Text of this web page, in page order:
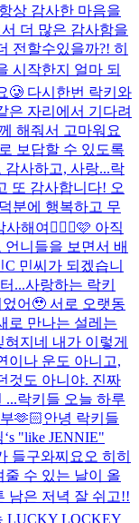
상 감사한 마음을
더 많은 감사함을
전할수있을까?! 히
시작한지 얼마 되
🥲 다시한번 락키와
은 자리에서 기다려
해줘서 고마워요
보답할 수 있도록
사하고, 사랑...락
또 감사합니다! 오
분에 행복하고 무
해여🙇🏻‍♀️🩷 아직
니들을 보면서 배
민씨가 되겠습니
...사랑하는 락키
어🥹 서로 오랫동
로 만나는 설레는
지네 내가 이렇게
이나 운도 아니고,
것도 아니야. 진짜
...락키들 오늘 하루
🫶🏻안녕 락키들
"like JENNIE"
들구와찌요오 히히
수 있는 날이 올
은 저녁 잘 쉬고!!
LUCKY LOCKEY